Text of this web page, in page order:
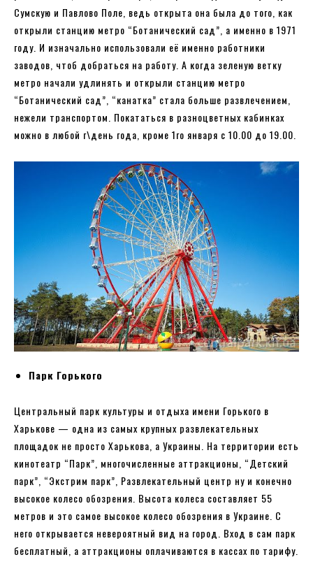
Сумскую и Павлово Поле, ведь открыта она была до того, как
открыли станцию метро “Ботанический сад”, а именно в 1971
году. И изначально использовали её именно работники
заводов, чтоб добраться на работу. А когда зеленую ветку
метро начали удлинять и открыли станцию метро
“Ботанический сад”, “канатка” стала больше развлечением,
нежели транспортом. Покататься в разноцветных кабинках
можно в любой г\день года, кроме 1го января с 10.00 до 19.00.
Парк Горького
Центральный парк культуры и отдыха имени Горького в
Харькове — одна из самых крупных развлекательных
площадок не просто Харькова, а Украины. На территории есть
кинотеатр “Парк”, многочисленные аттракционы, “Детский
парк”, “Экстрим парк”, Развлекательный центр ну и конечно
высокое колесо обозрения. Высота колеса составляет 55
метров и это самое высокое колесо обозрения в Украине. С
него открывается невероятный вид на город. Вход в сам парк
бесплатный, а аттракционы оплачиваются в кассах по тарифу.